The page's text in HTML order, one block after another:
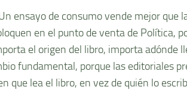
ensayo de consumo vende mejor que
en el punto de venta de Política,
el origen del libro, importa adónde
fundamental, porque las editoriales
que lea el libro, en vez de quién lo